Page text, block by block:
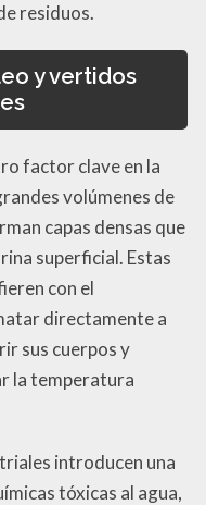
residuos.
y vertidos
factor clave en la
volúmenes de
capas densas que
superficial. Estas
con el
directamente a
sus cuerpos y
la temperatura
introducen una
tóxicas al agua,